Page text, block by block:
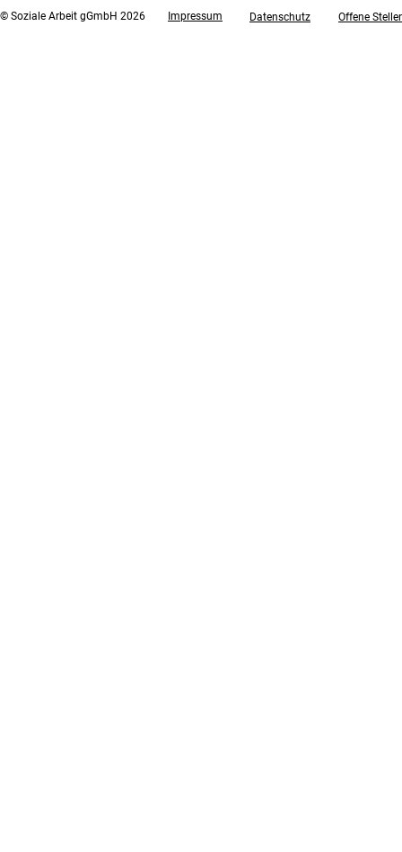
© Soziale Arbeit gGmbH 2026 Impressum Datenschutz Offene